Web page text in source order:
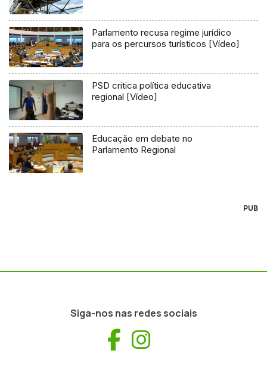
Parlamento recusa regime jurídico
para os percursos turísticos [Vídeo]
PSD critica política educativa
regional [Vídeo]
Educação em debate no
Parlamento Regional
PUB
Siga-nos nas redes sociais
Facebook